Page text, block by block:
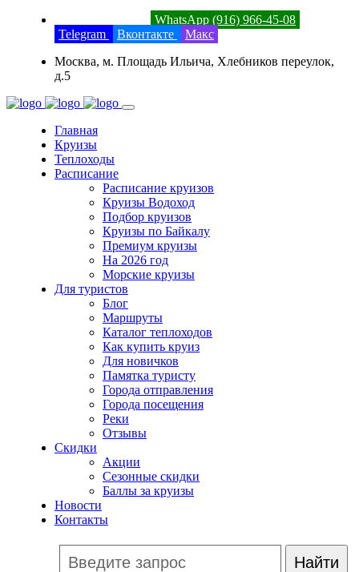
WhatsApp (916) 966-45-08
Telegram
Вконтакте
Макс
Москва, м. Площадь Ильича, Хлебников переулок,
д.5
Главная
Круизы
Теплоходы
Расписание
Расписание круизов
Круизы Водоход
Подбор круизов
Круизы по Байкалу
Премиум круизы
На 2026 год
Морские круизы
Для туристов
Блог
Маршруты
Каталог теплоходов
Как купить круиз
Для новичков
Памятка туристу
Города отправления
Города посещения
Реки
Отзывы
Скидки
Акции
Сезонные скидки
Баллы за круизы
Новости
Контакты